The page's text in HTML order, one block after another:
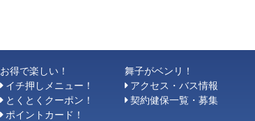
お得で楽しい！
イチ押しメニュー！
とくとくクーポン！
ポイントカード！
舞子がベンリ！
アクセス・バス情報
契約健保一覧・募集